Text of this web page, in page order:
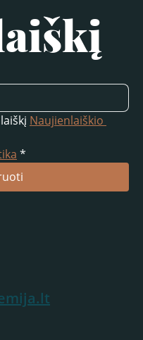
Naujienlaiškio
*